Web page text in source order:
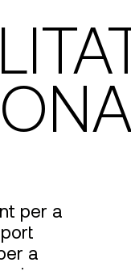
per a
a